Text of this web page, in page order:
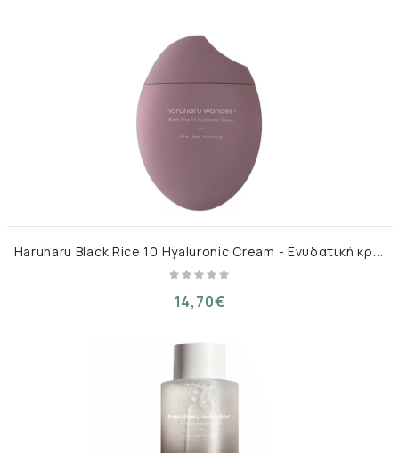
H
aruharu Black Rice 10 Hyaluronic Cream - Ενυδατική κρέμα με μαύρο ρύζι 50ml
14,70€